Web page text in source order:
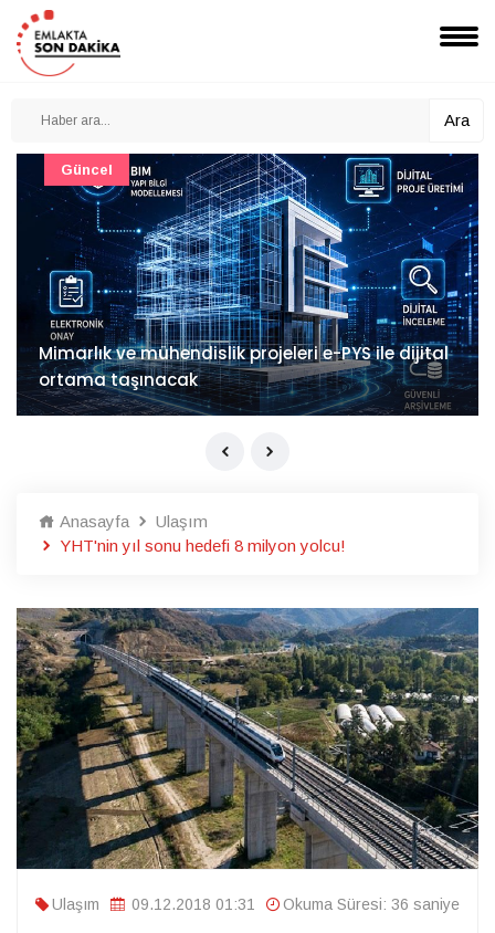
Ara
Mimarlık ve mühendislik projeleri e-PYS ile dijital
ortama taşınacak
Güncel
Anasayfa
Ulaşım
YHT'nin yıl sonu hedefi 8 milyon yolcu!
Ulaşım 09.12.2018 01:31 Okuma Süresi: 36 saniye